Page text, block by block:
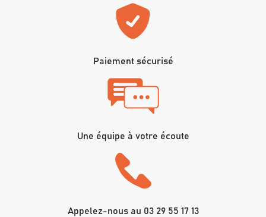
Paiement sécurisé
Une équipe à votre écoute
Appelez-nous au 03 29 55 17 13